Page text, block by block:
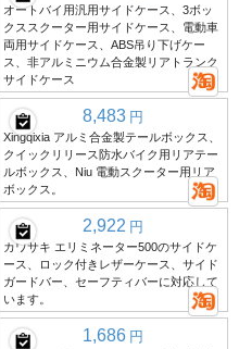
オートバイ用汎用サイドケース、3ボッ
クススクーター用サイドケース、電動車
両用サイドケース、ABS吊り下げケー
ス、非アルミニウム合金製リアトランク
サイドケース
8,483 円
Xingqixia アルミ合金製テールボックス、
クイックリリース防水バイク用リアテー
ルボックス、Niu 電動スクーター用リア
ボックス。
2,922 円
カワサキ エリミネーター500のサイドケ
ース、ロック付きレザーケース、サイド
ガードバー、セーフティバーに対応して
います。
1,686 円